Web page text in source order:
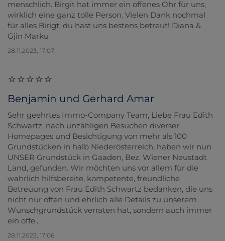
menschlich. Birgit hat immer ein offenes Ohr für uns,
wirklich eine ganz tolle Person. Vielen Dank nochmal
für alles Birigt, du hast uns bestens betreut! Diana &
Gjin Marku
28.11.2023, 17:07
Benjamin und Gerhard Amar
Sehr geehrtes Immo-Company Team, Liebe Frau Edith
Schwartz, nach unzähligen Besuchen diverser
Homepages und Besichtigung von mehr als 100
Grundstücken in halb Niederösterreich, haben wir nun
UNSER Grundstück in Gaaden, Bez. Wiener Neustadt
Land, gefunden. Wir möchten uns vor allem für die
wahrlich hilfsbereite, kompetente, freundliche
Betreuung von Frau Edith Schwartz bedanken, die uns
nicht nur offen und ehrlich alle Details zu unserem
Wunschgrundstück verraten hat, sondern auch immer
ein offe...
28.11.2023, 17:06